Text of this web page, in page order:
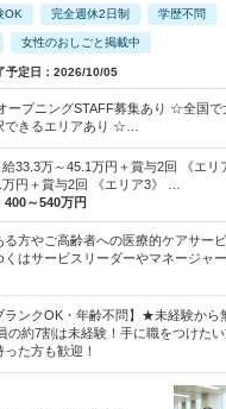
OK 完全週休2日制 学歴不問
女性のおしごと掲載中
定日：2026/10/05
プニングSTAFF募集あり ☆全国
できるエリアあり ☆…
給33.3万～45.1万円＋賞与2回 《エリ
円＋賞与2回 《エリア3》 …
400～540万円
る方やご高齢者への医療的ケアサー
くはサービスリーダーやマネージャ
ランクOK・年齢不問】★未経験から
の約7割は未経験！手に職をつけた
た方も歓迎！